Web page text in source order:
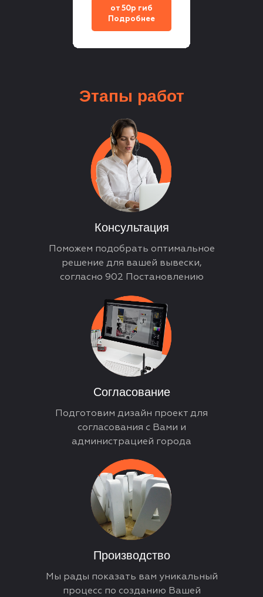
от 50р гиб
Подробнее
Этапы работ
Поможем подобрать оптимальное
решение для вашей вывески,
согласно 902 Постановлению
Консультация
Подготовим дизайн проект для
согласования с Вами и
администрацией города
Согласование
Мы рады показать вам уникальный
процесс по созданию Вашей
Производство